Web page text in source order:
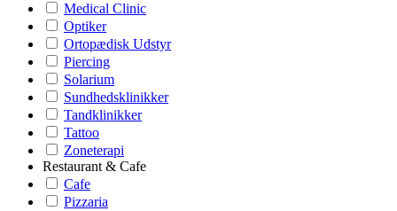
Medical Clinic
Optiker
Ortopædisk Udstyr
Piercing
Solarium
Sundhedsklinikker
Tandklinikker
Tattoo
Zoneterapi
Restaurant & Cafe
Cafe
Pizzaria